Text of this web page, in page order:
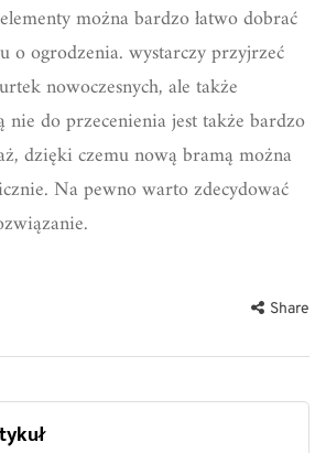
można bardzo łatwo dobrać
o ogrodzenia. wystarczy przyjrzeć
nowoczesnych, ale także
nie do przecenienia jest także bardzo
dzięki czemu nową bramą można
Na pewno warto zdecydować
Share